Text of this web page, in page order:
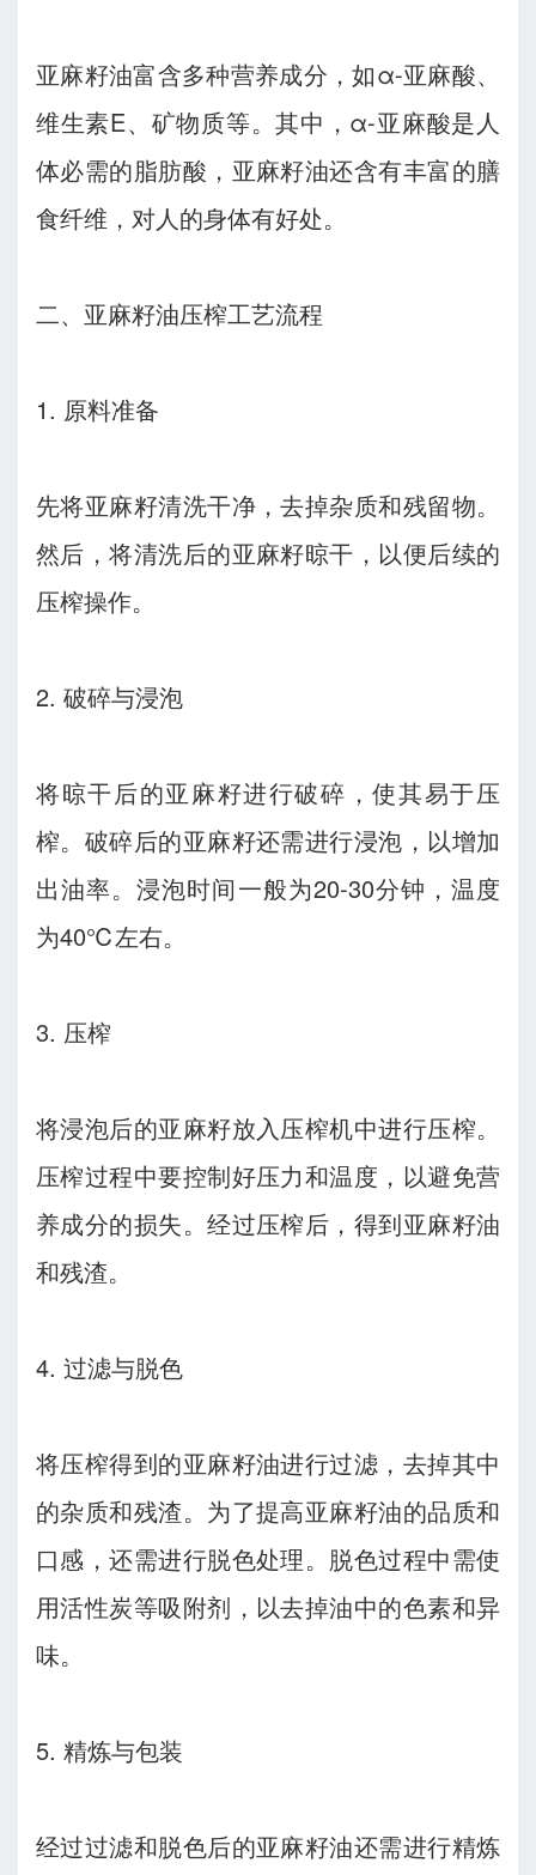
亚麻籽油富含多种营养成分，如α-亚麻酸、
维生素E、矿物质等。其中，α-亚麻酸是人
体必需的脂肪酸，亚麻籽油还含有丰富的膳
食纤维，对人的身体有好处。
二、亚麻籽油压榨工艺流程
1. 原料准备
先将亚麻籽清洗干净，去掉杂质和残留物。
然后，将清洗后的亚麻籽晾干，以便后续的
压榨操作。
2. 破碎与浸泡
将晾干后的亚麻籽进行破碎，使其易于压
榨。破碎后的亚麻籽还需进行浸泡，以增加
出油率。浸泡时间一般为20-30分钟，温度
为40℃左右。
3. 压榨
将浸泡后的亚麻籽放入压榨机中进行压榨。
压榨过程中要控制好压力和温度，以避免营
养成分的损失。经过压榨后，得到亚麻籽油
和残渣。
4. 过滤与脱色
将压榨得到的亚麻籽油进行过滤，去掉其中
的杂质和残渣。为了提高亚麻籽油的品质和
口感，还需进行脱色处理。脱色过程中需使
用活性炭等吸附剂，以去掉油中的色素和异
味。
5. 精炼与包装
经过过滤和脱色后的亚麻籽油还需进行精炼